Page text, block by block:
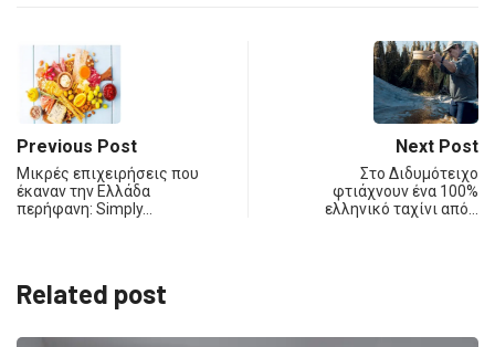
Previous Post
Μικρές επιχειρήσεις που
έκαναν την Ελλάδα
περήφανη: Simply…
Next Post
Στο Διδυμότειχο
φτιάχνουν ένα 100%
ελληνικό ταχίνι από…
Related post